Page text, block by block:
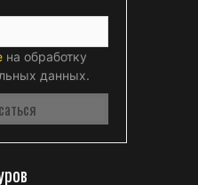
на обработку
данных.